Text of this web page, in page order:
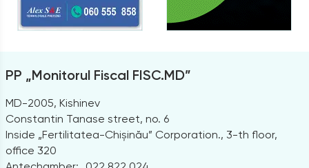
PP „Monitorul Fiscal FISC.MD”
MD-2005, Kishinev
Constantin Tanase street, no. 6
Inside „Fertilitatea-Chișinău” Corporation., 3-th floor,
office 320